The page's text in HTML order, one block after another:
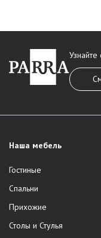
Наша мебель
Гостиные
Спальни
Прихожие
Столы и Стулья